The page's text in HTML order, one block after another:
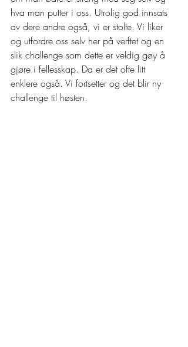
hva man putter i oss. Utrolig god innsats
av dere andre også, vi er stolte. Vi liker
og utfordre oss selv her på verftet og en
slik challenge som dette er veldig gøy å
gjøre i fellesskap. Da er det ofte litt
enklere også. Vi fortsetter og det blir ny
challenge til høsten.